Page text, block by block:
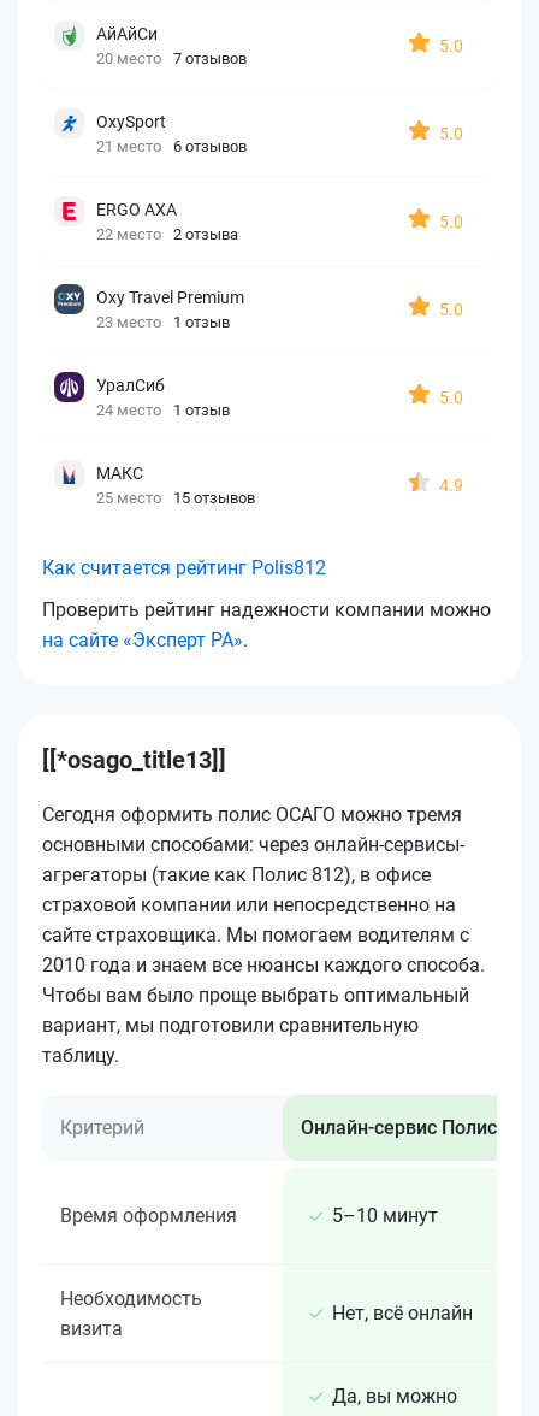
АйАйСи
20 место 7 отзывов
5.0
OxySport
21 место 6 отзывов
5.0
ERGO AXA
22 место 2 отзыва
5.0
Oxy Travel Premium
23 место 1 отзыв
5.0
УралСиб
24 место 1 отзыв
5.0
МАКС
25 место 15 отзывов
4.9
Как считается рейтинг Polis812
Проверить рейтинг надежности компании можно
на сайте «Эксперт РА».
[[*osago_title13]]
Сегодня оформить полис ОСАГО можно тремя
основными способами: через онлайн-сервисы-
агрегаторы (такие как Полис 812), в офисе
страховой компании или непосредственно на
сайте страховщика. Мы помогаем водителям с
2010 года и знаем все нюансы каждого способа.
Чтобы вам было проще выбрать оптимальный
вариант, мы подготовили сравнительную
таблицу.
Критерий Онлайн-сервис Полис 812
Время оформления 5–10 минут
Необходимость
визита
Нет, всё онлайн
Да, вы можно